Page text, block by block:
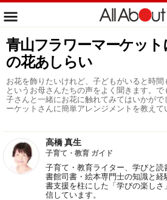
青山フラワーマーケット
の花あしらい
お花を飾りたいけれど、子どもがいると時
というお母さんたちの声をよく聞きます。
子さんと一緒にお花に触れてみてはいかがで
ーケットさんに簡単アレンジメントを教えて
高橋 真生
子育て・教育 ガイド
子育て・教育ライター、学びと
書館司書・絵本専門士の知識と
書支援を柱にした「学びの楽し
信しています。